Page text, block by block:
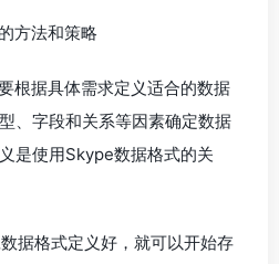
方法和策略
根据具体需求定义适合的数据
、字段和关系等因素确定数据
是使用Skype数据格式的关
据格式定义好，就可以开始存